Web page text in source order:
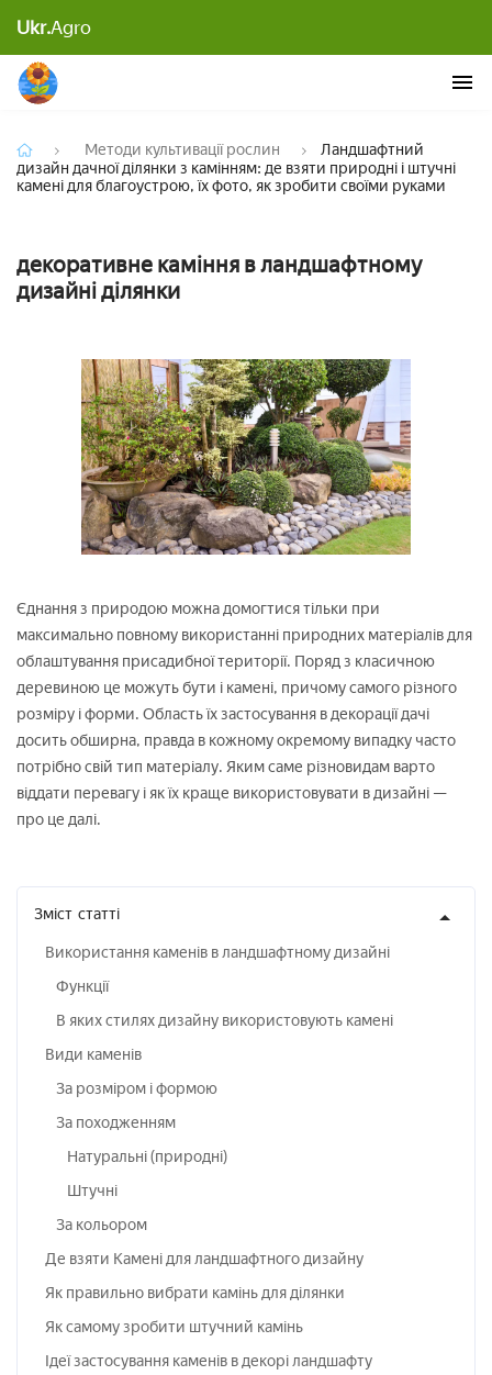
Ukr.Agroде взяти природні і штучні камені для
Методи культивації рослин
Ландшафтний
дизайн дачної ділянки з камінням: де взяти природні і штучні
камені для благоустрою, їх фото, як зробити своїми руками
декоративне каміння в ландшафтному
дизайні ділянки
Єднання з природою можна домогтися тільки при
максимально повному використанні природних матеріалів для
облаштування присадибної території. Поряд з класичною
деревиною це можуть бути і камені, причому самого різного
розміру і форми. Область їх застосування в декорації дачі
досить обширна, правда в кожному окремому випадку часто
потрібно свій тип матеріалу. Яким саме різновидам варто
віддати перевагу і як їх краще використовувати в дизайні —
про це далі.
Зміст статті
Використання каменів в ландшафтному дизайні
Функції
В яких стилях дизайну використовують камені
Види каменів
За розміром і формою
За походженням
Натуральні (природні)
Штучні
За кольором
Де взяти Камені для ландшафтного дизайну
Як правильно вибрати камінь для ділянки
Як самому зробити штучний камінь
Ідеї застосування каменів в декорі ландшафту